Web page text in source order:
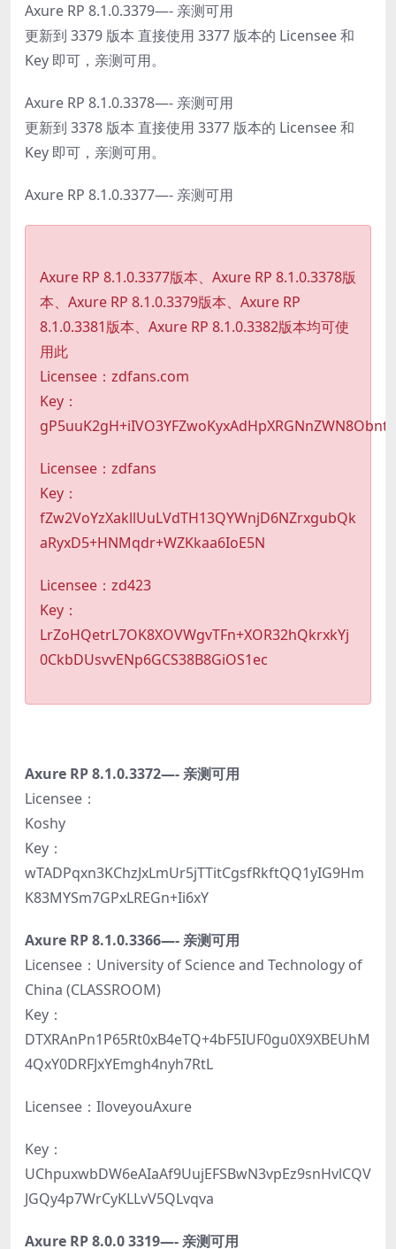
Axure RP 8.1.0.3379—- 亲测可用
更新到 3379 版本 直接使用 3377 版本的 Licensee 和
Key 即可，亲测可用。
Axure RP 8.1.0.3378—- 亲测可用
更新到 3378 版本 直接使用 3377 版本的 Licensee 和
Key 即可，亲测可用。
Axure RP 8.1.0.3377—- 亲测可用
Axure RP 8.1.0.3377版本、Axure RP 8.1.0.3378版
本、Axure RP 8.1.0.3379版本、Axure RP
8.1.0.3381版本、Axure RP 8.1.0.3382版本均可使
用此
Licensee：zdfans.com
Key：
Licensee：zdfans
Key：
fZw2VoYzXakllUuLVdTH13QYWnjD6NZrxgubQk
aRyxD5+HNMqdr+WZKkaa6IoE5N
Licensee：zd423
Key：
LrZoHQetrL7OK8XOVWgvTFn+XOR32hQkrxkYj
0CkbDUsvvENp6GCS38B8GiOS1ec
Axure RP 8.1.0.3372—- 亲测可用
Licensee：
Koshy
Key：
wTADPqxn3KChzJxLmUr5jTTitCgsfRkftQQ1yIG9Hm
K83MYSm7GPxLREGn+Ii6xY
Axure RP 8.1.0.3366—- 亲测可用
Licensee：University of Science and Technology of
China (CLASSROOM)
Key：
DTXRAnPn1P65Rt0xB4eTQ+4bF5IUF0gu0X9XBEUhM
4QxY0DRFJxYEmgh4nyh7RtL
Licensee：IloveyouAxure
Key：
UChpuxwbDW6eAIaAf9UujEFSBwN3vpEz9snHvlCQV
JGQy4p7WrCyKLLvV5QLvqva
Axure RP 8.0.0 3319—- 亲测可用